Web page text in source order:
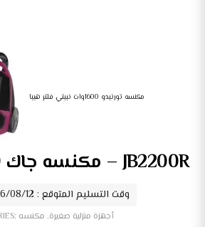
مكنسه تورنيدو 1600وات نبيتي فلتر هيبا
مكنسه جاك 2200وات 5لتر – JB2200R
وقت التسليم المتوقع : 2026/08/12 - 2026/08/14
أجهزة منزلية صغيرة, مكنسه